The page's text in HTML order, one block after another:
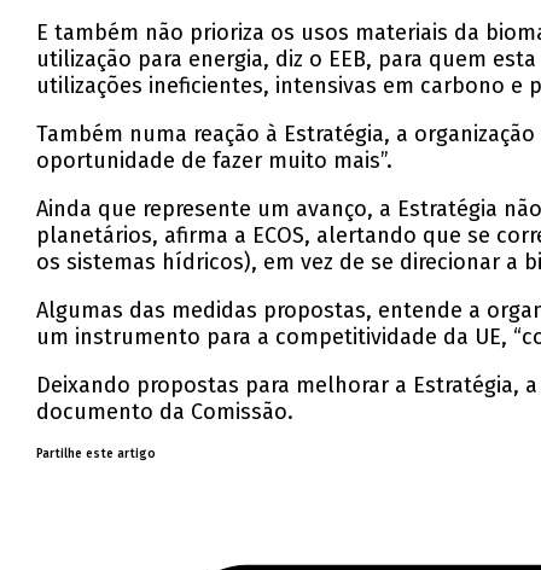
E também não prioriza os usos materiais da
utilização para energia, diz o EEB, para quem
utilizações ineficientes, intensivas em carbono e
Também numa reação à Estratégia, a
oportunidade de fazer muito mais”.
Ainda que represente um avanço, a Estratégia
planetários, afirma a ECOS, alertando que se
os sistemas hídricos), em vez de se direcionar a
Algumas das medidas propostas, entende a
um instrumento para a competitividade da UE,
Deixando propostas para melhorar a Estratégia,
documento da Comissão.
Partilhe este artigo